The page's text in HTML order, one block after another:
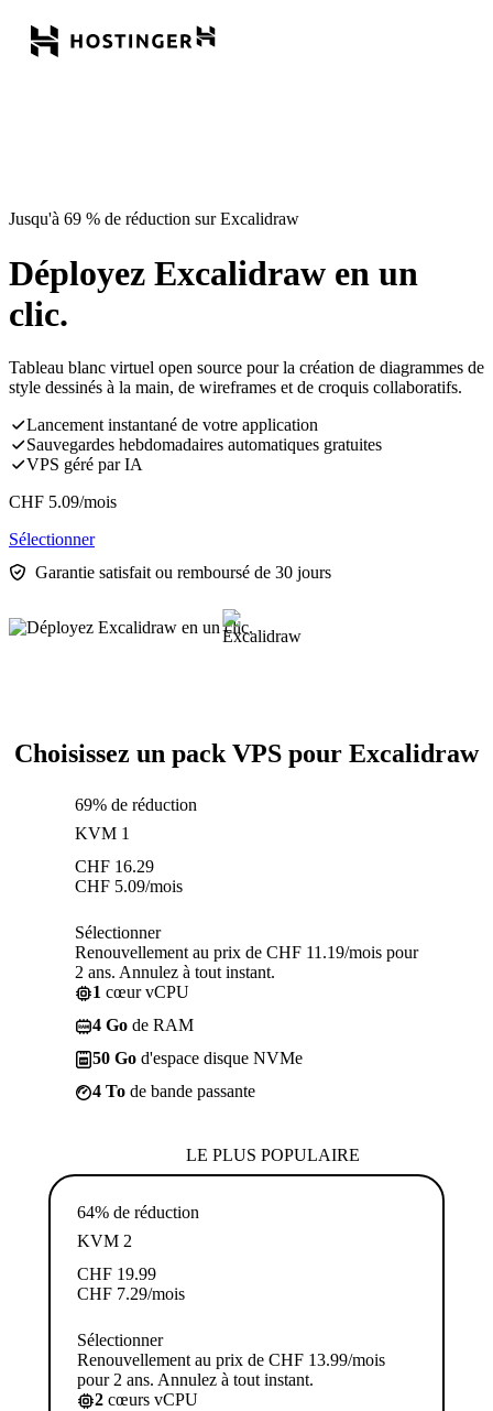
Jusqu'à 69 % de réduction sur Excalidraw
Déployez Excalidraw en un
clic.
Tableau blanc virtuel open source pour la création de diagrammes de
style dessinés à la main, de wireframes et de croquis collaboratifs.
Lancement instantané de votre application
Sauvegardes hebdomadaires automatiques gratuites
VPS géré par IA
CHF 5.09/mois
Sélectionner
Garantie satisfait ou remboursé de 30 jours
Choisissez un pack VPS pour Excalidraw
69% de réduction
KVM 1
CHF 16.29
CHF 5.09/mois
Sélectionner
Renouvellement au prix de CHF 11.19/mois pour
2 ans. Annulez à tout instant.
1 cœur vCPU
4 Go de RAM
50 Go d'espace disque NVMe
4 To de bande passante
LE PLUS POPULAIRE
64% de réduction
KVM 2
CHF 19.99
CHF 7.29/mois
Sélectionner
Renouvellement au prix de CHF 13.99/mois
pour 2 ans. Annulez à tout instant.
2 cœurs vCPU